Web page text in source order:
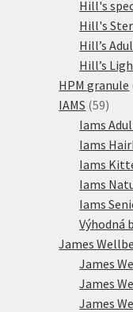
Hill's
Hill's
Hill’s
Hill’s
HPM granule
IAMS 5959
Iams
Iams
Iams
Iams
Iams
Výhodná
James
James
James
James